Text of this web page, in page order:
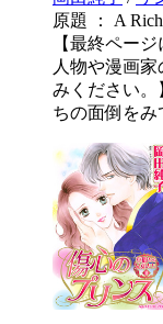
原題 ： A
【最終ペー
人物や漫画
みください。
ちの面倒を